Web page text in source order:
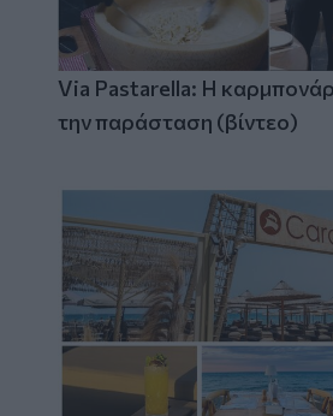
Via Pastarella: Η
την παράσταση (βίντεο)